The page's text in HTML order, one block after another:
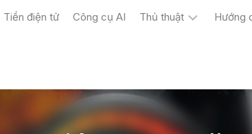
Tiền điện tử Công cụ AI Thủ thuật
Điện
thoại
Hướng